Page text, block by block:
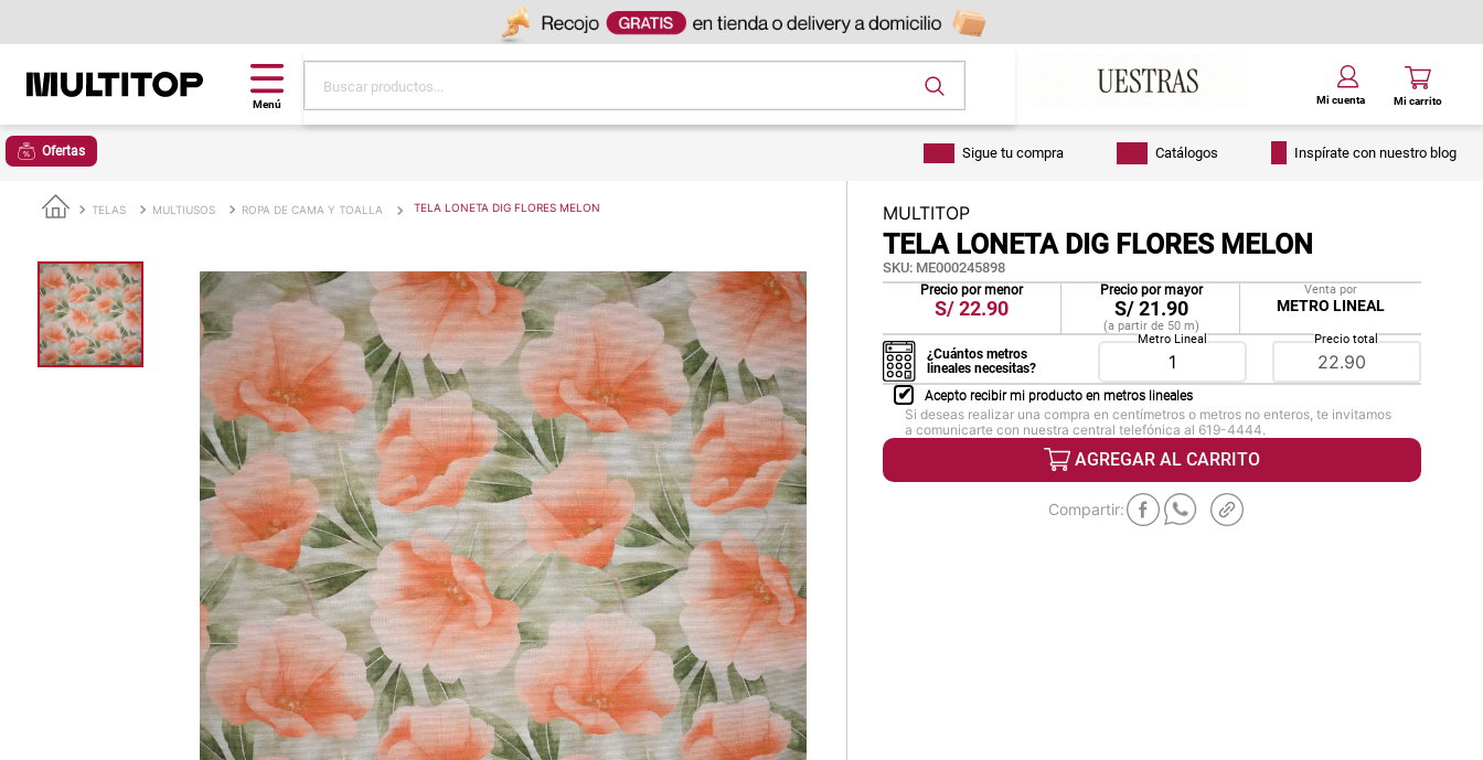
Ofertas Sigue tu compra Catálogos Inspírate con nuestro blog
TELAS MULTIUSOS ROPA DE CAMA Y TOALLA TELA LONETA DIG FLORES MELON MULTITOP
TELA LONETA DIG FLORES MELON
SKU: ME000245898
Precio por menor
S/22.90
Precio por mayor
S/21.90
(a partir de 50 m)
Venta por
METRO LINEAL
¿Cuántos metros
lineales necesitas?
Metro Lineal Precio total
Acepto recibir mi producto en metros lineales
Si deseas realizar una compra en centímetros o metros no enteros, te invitamos
a comunicarte con nuestra central telefónica al 619-4444.
AGREGAR AL CARRITO
alfombra
espuma
piso
tela
lona
cojin
pisos
tapete